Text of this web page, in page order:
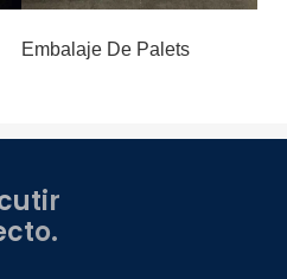
Embalaje De Palets